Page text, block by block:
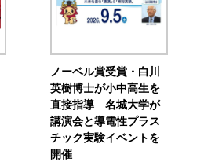
ノーベル賞受賞・白川
英樹博士が小中高生を
直接指導 名城大学が
講演会と導電性プラス
チック実験イベントを
開催